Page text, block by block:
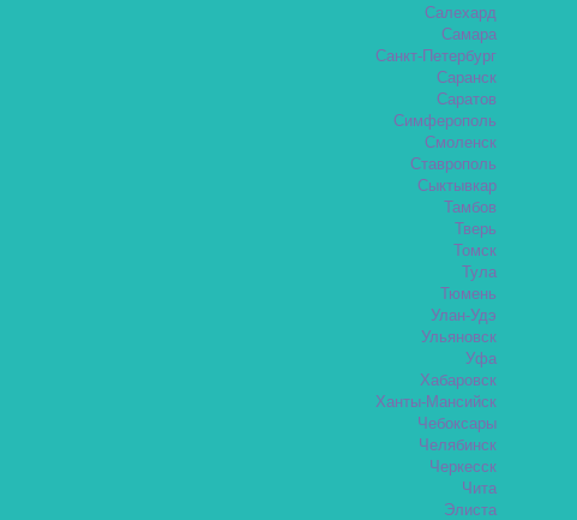
Салехард
Самара
Санкт-Петербург
Саранск
Саратов
Симферополь
Смоленск
Ставрополь
Сыктывкар
Тамбов
Тверь
Томск
Тула
Тюмень
Улан-Удэ
Ульяновск
Уфа
Хабаровск
Ханты-Мансийск
Чебоксары
Челябинск
Черкесск
Чита
Элиста